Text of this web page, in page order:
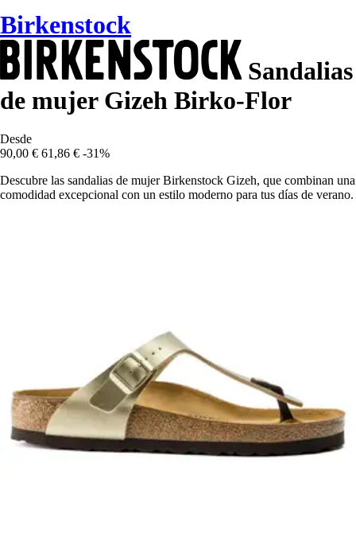
Birkenstock
Sandalias
de mujer Gizeh Birko-Flor
Desde
90,00 € 61,86 € -31%
Descubre las sandalias de mujer Birkenstock Gizeh, que combinan una
comodidad excepcional con un estilo moderno para tus días de verano.